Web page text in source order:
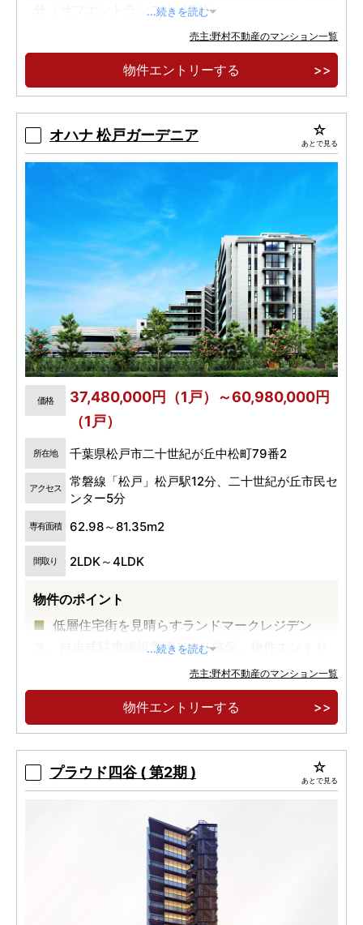
分（サブエントランスより5分）
総戸数1,224戸の大規模レジデンス
JR総武線「船橋」駅まで1駅2分
...続きを読む
売主:野村不動産のマンション一覧
物件エントリーする
オハナ 松戸ガーデニア あとで見る
価格
37,480,000円（1戸）～60,980,000円
（1戸）
所在地 千葉県松戸市二十世紀が丘中松町79番2
アクセス
常磐線「松戸」松戸駅12分、二十世紀が丘市民セ
ンター5分
専有面積 62.98～81.35m2
間取り 2LDK～4LDK
物件のポイント
低層住宅街を見晴らすランドマークレジデン
ス。自走式駐車場設置率100％確保。物件エントリ
...続きを読む
売主:野村不動産のマンション一覧
物件エントリーする
プラウド四谷 ( 第2期 ) あとで見る